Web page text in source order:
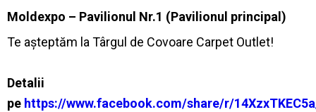
Moldexpo – Pavilionul Nr.1 (Pavilionul principal)
Te așteptăm la Târgul de Covoare Carpet Outlet!
Detalii
pe https://www.facebook.com/share/r/